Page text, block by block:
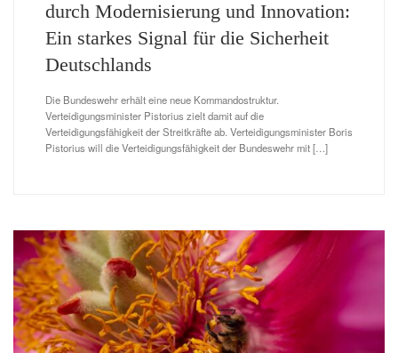
durch Modernisierung und Innovation:
Ein starkes Signal für die Sicherheit
Deutschlands
Die Bundeswehr erhält eine neue Kommandostruktur.
Verteidigungsminister Pistorius zielt damit auf die
Verteidigungsfähigkeit der Streitkräfte ab. Verteidigungsminister Boris
Pistorius will die Verteidigungsfähigkeit der Bundeswehr mit […]